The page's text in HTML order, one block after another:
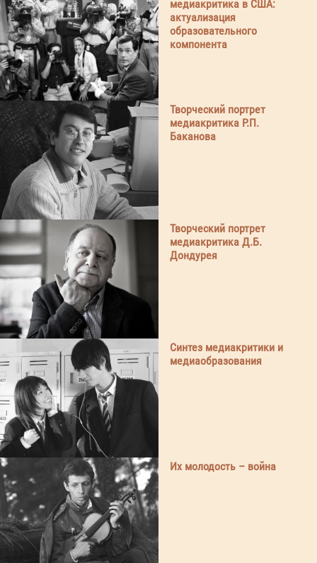
медиакритика в США:
актуализация
образовательного
компонента
Творческий портрет
медиакритика Р.П.
Баканова
Творческий портрет
медиакритика Д.Б.
Дондурея
Синтез медиакритики и
медиаобразования
Их молодость – война